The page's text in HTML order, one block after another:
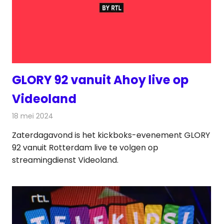
GLORY 92 vanuit Ahoy live op
Videoland
18 mei 2024
Zaterdagavond is het kickboks-evenement GLORY
92 vanuit Rotterdam live te volgen op
streamingdienst Videoland.